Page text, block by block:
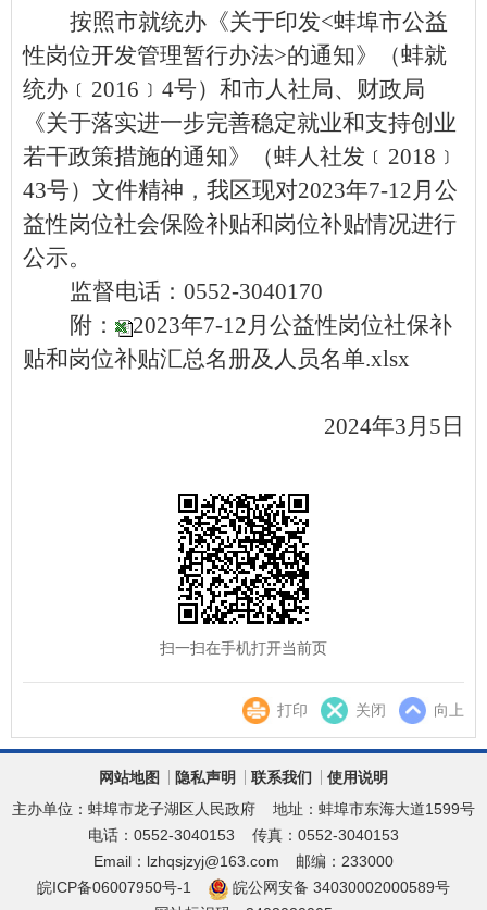
按照市就统办《关于印发<蚌埠市公益
性岗位开发管理暂行办法>的通知》（蚌就
统办﹝2016﹞4号）和市人社局、财政局
《关于落实进一步完善稳定就业和支持创业
若干政策措施的通知》（蚌人社发﹝2018﹞
43号）文件精神，我区现对2023年7-12月公
益性岗位社会保险补贴和岗位补贴情况进行
公示。
监督电话： 0552-3040170
附：
2023年7-12月公益性岗位社保补
贴和岗位补贴汇总名册及人员名单.xlsx
2024年3月 5 日
扫一扫在手机打开当前页
打印 关闭 向上
网站地图 隐私声明 联系我们
使用说明
主办单位：蚌埠市龙子湖区人民政府
地址：蚌埠市东海大道1599号
电话：0552-3040153
传真：0552-3040153
Email：lzhqsjzyj@163.com
邮编：233000
皖ICP备06007950号-1
皖公网安备 34030002000589号